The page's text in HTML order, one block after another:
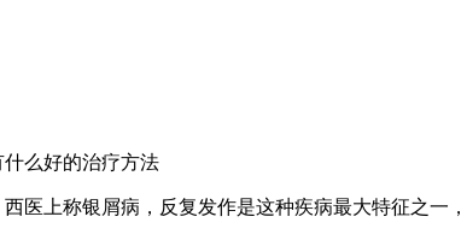
医上称银屑病，反复发作是这种疾病最大特征之一